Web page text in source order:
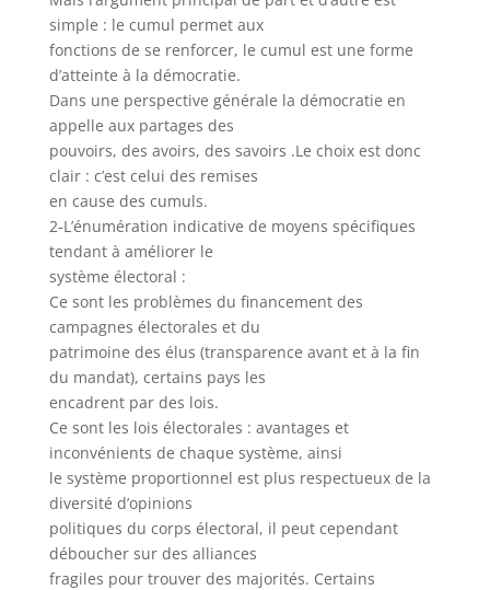
simple : le cumul permet aux
fonctions de se renforcer, le cumul est une forme
d’atteinte à la démocratie.
Dans une perspective générale la démocratie en
appelle aux partages des
pouvoirs, des avoirs, des savoirs .Le choix est donc
clair : c’est celui des remises
en cause des cumuls.
2-L’énumération indicative de moyens spécifiques
tendant à améliorer le
système électoral :
Ce sont les problèmes du financement des
campagnes électorales et du
patrimoine des élus (transparence avant et à la fin
du mandat), certains pays les
encadrent par des lois.
Ce sont les lois électorales : avantages et
inconvénients de chaque système, ainsi
le système proportionnel est plus respectueux de la
diversité d’opinions
politiques du corps électoral, il peut cependant
déboucher sur des alliances
fragiles pour trouver des majorités. Certains